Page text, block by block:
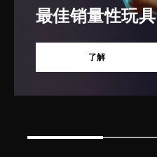
最佳销量性玩具
了解